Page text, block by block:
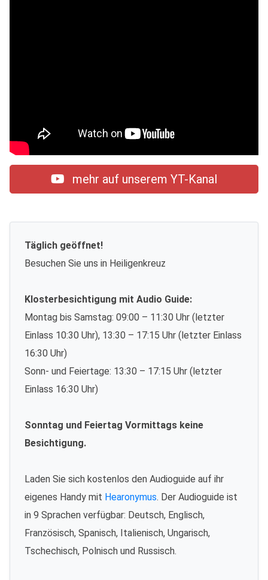
mehr auf unserem YT-Kanal
Täglich geöffnet!
Besuchen Sie uns in Heiligenkreuz
Klosterbesichtigung mit Audio Guide:
Montag bis Samstag: 09:00 – 11:30 Uhr (letzter
Einlass 10:30 Uhr), 13:30 – 17:15 Uhr (letzter Einlass
16:30 Uhr)
Sonn- und Feiertage: 13:30 – 17:15 Uhr (letzter
Einlass 16:30 Uhr)
Sonntag und Feiertag Vormittags keine
Besichtigung.
Laden Sie sich kostenlos den Audioguide auf ihr
eigenes Handy mit Hearonymus. Der Audioguide ist
in 9 Sprachen verfügbar: Deutsch, Englisch,
Französisch, Spanisch, Italienisch, Ungarisch,
Tschechisch, Polnisch und Russisch.